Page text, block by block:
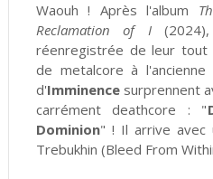
Waouh ! Après l'album
Reclamation of I
réenregistrée de leur tout
de metalcore à l'ancienne
d'Imminencesurprennent
carrément deathcore : "
Dominion" ! Il arrive avec
Trebukhin (Bleed From